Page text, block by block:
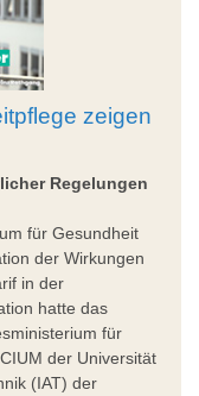
zeigen
Regelungen
für Gesundheit
der Wirkungen
in der
hatte das
für
der Universität
(IAT) der